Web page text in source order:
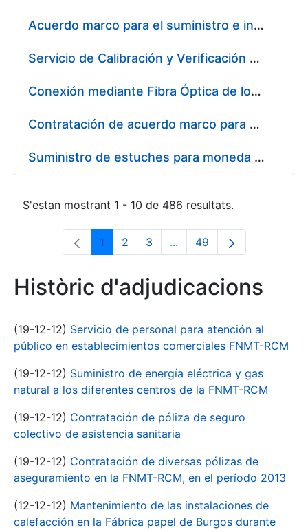
Acuerdo marco para el suministro e instalación de persianas, estores y otros complementos
Servicio de Calibración y Verificación Externa de los Equipos de Medición del Servicio de Prevención de la FNMT-RCM
Conexión mediante Fibra Óptica de los Centros de Proceso de Datos (CPDs) de las sedes de la FNMT-RCM de Burgos y Madrid
Contratación de acuerdo marco para el Suministro de Material de Electricidad para la Fábrica Nacional de Moneda y Timbre-Real Casa de la Moneda en su centro de trabajo de Burgos
Suministro de estuches para moneda de 30 €
S'estan mostrant 1 - 10 de 486 resultats.
Pàgina
1 Pàgina
2 Pàgina
3 ...Pàgines intermèdies
Pàgina
49
Històric d'adjudicacions
(19-12-12) Servicio de personal para atención al
público en establecimientos comerciales FNMT-RCM
(19-12-12) Suministro de energía eléctrica y gas
natural a los diferentes centros de la FNMT-RCM
(19-12-12) Contratación de póliza de seguro
colectivo de asistencia sanitaria
(19-12-12) Contratación de diversas pólizas de
aseguramiento en la FNMT-RCM, en el período 2013
(12-12-12) Mantenimiento de las instalaciones de
calefacción en la Fábrica papel de Burgos durante